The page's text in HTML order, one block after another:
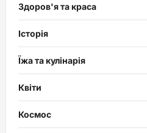
Здоров'я та краса
Історія
Їжа та кулінарія
Квіти
Космос